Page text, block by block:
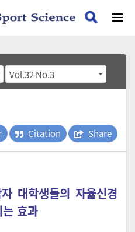
Vol.32 No.3
Citation Share
대학생들의 자율신경
효과